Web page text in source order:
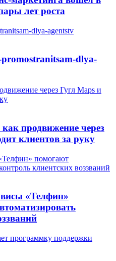
лет роста
dlya-agentstv
dlya-
через Гугл Maps и
продвижение через
клиентов за руку
помогают
клиентских воззваний
«Телфин»
программку поддержки